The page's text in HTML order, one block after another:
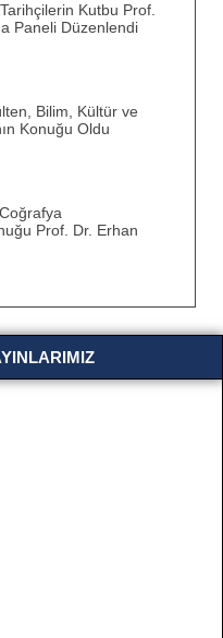
Tarihçilerin Kutbu Prof.
Paneli Düzenlendi
Bilim, Kültür ve
Konuğu Oldu
Prof. Dr. Erhan